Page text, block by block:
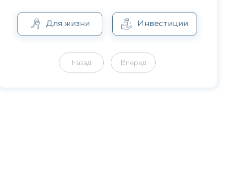
Для жизни Инвестиции
Назад Вперед